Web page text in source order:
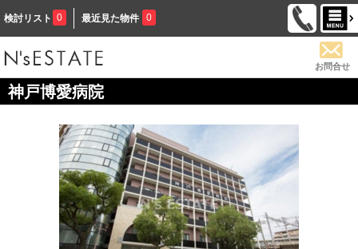
検討リスト 0 最近見た物件 0
お問合せ
神戸博愛病院